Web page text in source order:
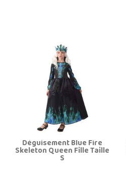
Déguisement Blue Fire
Skeleton Queen Fille Taille
S